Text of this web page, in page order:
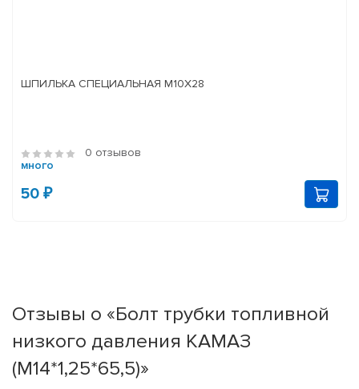
ШПИЛЬКА СПЕЦИАЛЬНАЯ М10Х28
0 отзывов
много
50 ₽
Отзывы о «Болт трубки топливной
низкого давления КАМАЗ
(М14*1,25*65,5)»